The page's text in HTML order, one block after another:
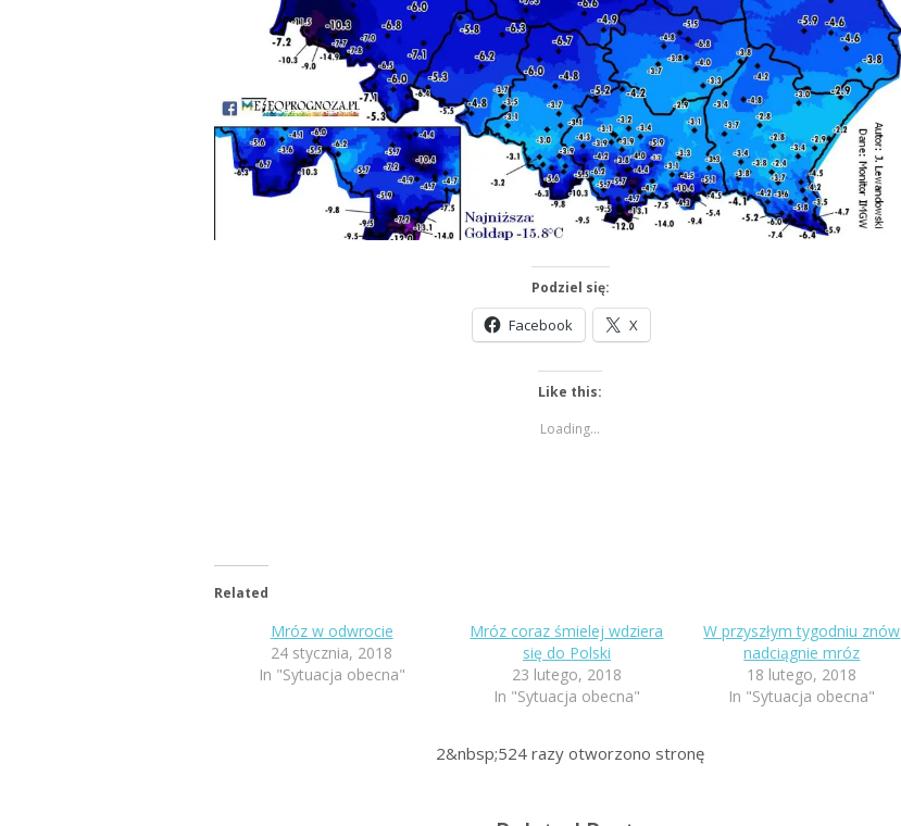
Podziel się:
Facebook X
Like this:
Loading...
Related
Mróz w odwrocie
24 stycznia, 2018
In "Sytuacja obecna"
Mróz coraz śmielej wdziera
się do Polski
23 lutego, 2018
In "Sytuacja obecna"
W przyszłym tygodniu znów
nadciągnie mróz
18 lutego, 2018
In "Sytuacja obecna"
2&nbsp;524 razy otworzono stronę